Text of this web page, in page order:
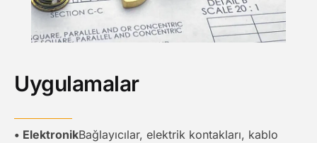
Uygulamalar
• ElektronikBağlayıcılar, elektrik kontakları, kablo